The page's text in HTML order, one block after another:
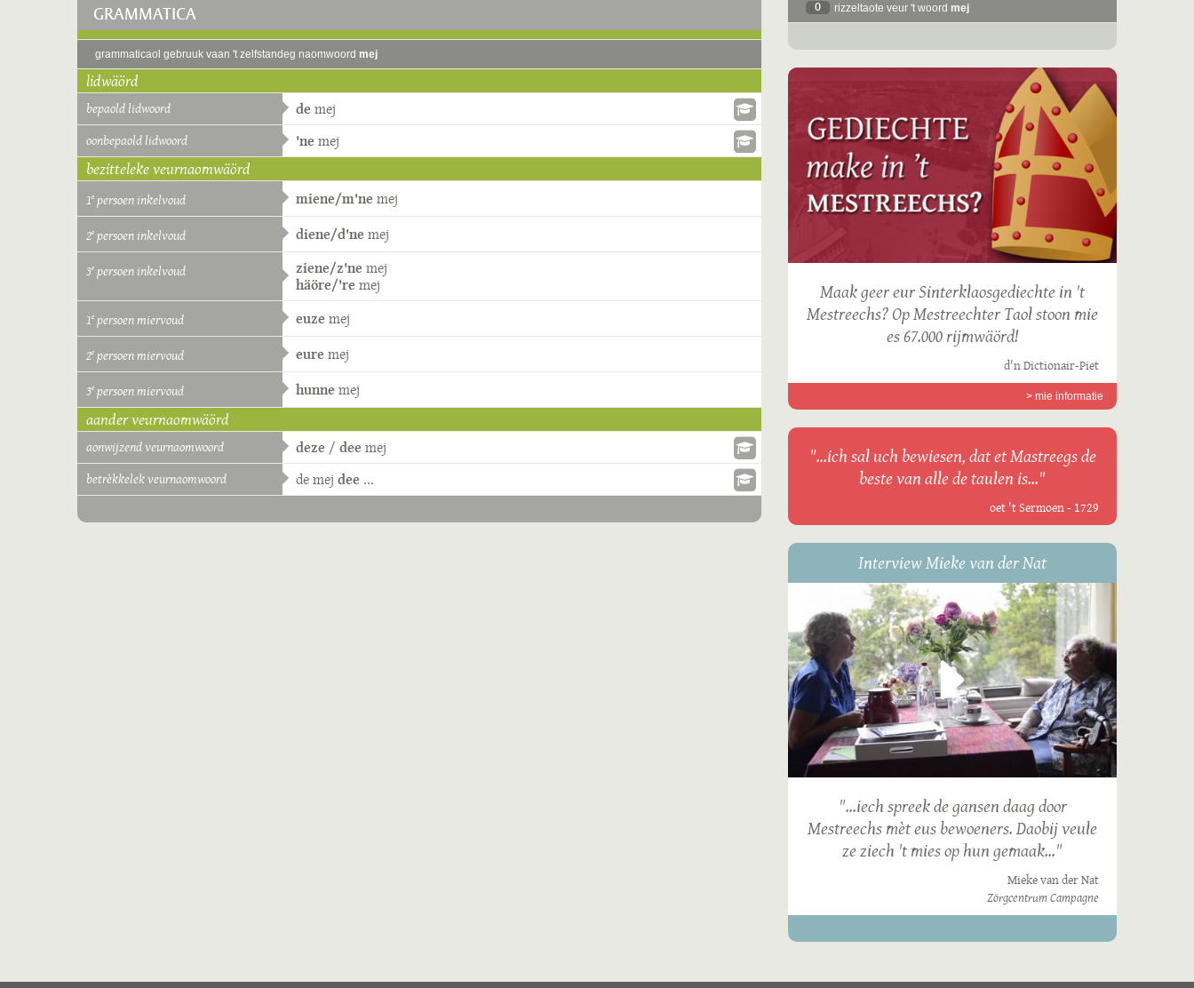
GRAMMATICA
grammaticaol gebruuk vaan 't zelfstandeg naomwoord mej
lidwäörd
bepaold lidwoord de mej
oonbepaold lidwoord 'ne mej
bezitteleke veurnaomwäörd
1e persoen inkelvoud miene/m'ne mej
2e persoen inkelvoud diene/d'ne mej
3e persoen inkelvoud ziene/z'ne mej
häöre/'re mej
1e persoen miervoud euze mej
2e persoen miervoud eure mej
3e persoen miervoud hunne mej
aander veurnaomwäörd
aonwijzend veurnaomwoord deze / dee mej
betrèkkelek veurnaomwoord demej dee ...
0 rizzeltaote veur 't woord mej
Maak geer eur Sinterklaosgediechte in 't
Mestreechs? Op Mestreechter Taol stoon mie
es 67.000 rijmwäörd!
d'n Dictionair-Piet
> mie informatie
"...ich sal uch bewiesen, dat et Mastreegs de
beste van alle de taulen is..."
oet 't Sermoen - 1729
Interview Mieke van der Nat
"...iech spreek de gansen daag door
Mestreechs mèt eus bewoeners. Daobij veule
ze ziech 't mies op hun gemaak..."
Mieke van der Nat
Zörgcentrum Campagne